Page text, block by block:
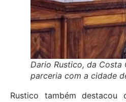
Dario Rustico, da Costa
parceria com a cidade
Rustico também destacou